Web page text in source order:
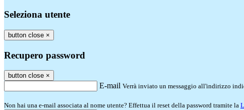
Seleziona utente
button close ×
Recupero password
button close ×
E-mail Verrà inviato un messaggio all'indirizzo
Non hai una e-mail associata al nome utente? Effettua il reset della password tramite la